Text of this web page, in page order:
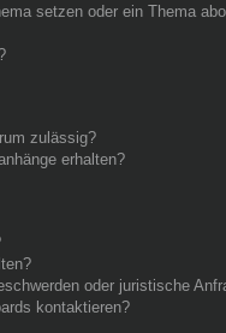
setzen oder ein Thema
zulässig?
erhalten?
oder juristische
kontaktieren?